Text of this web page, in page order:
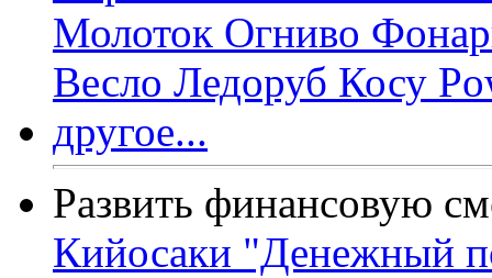
Развить финансовую
Кийосаки "Денежный